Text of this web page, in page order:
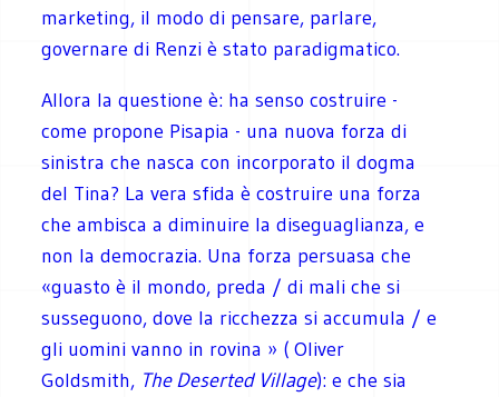
marketing, il modo di pensare, parlare,
governare di Renzi è stato paradigmatico.
Allora la questione è: ha senso costruire -
come propone Pisapia - una nuova forza di
sinistra che nasca con incorporato il dogma
del Tina? La vera sfida è costruire una forza
che ambisca a diminuire la diseguaglianza, e
non la democrazia. Una forza persuasa che
«guasto è il mondo, preda / di mali che si
susseguono, dove la ricchezza si accumula / e
gli uomini vanno in rovina » ( Oliver
Goldsmith, The Deserted Village): e che sia